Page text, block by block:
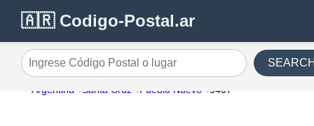
🇦🇷 Codigo-Postal.ar
Ingrese Código Postal o lugar
Argentina Santa Cruz Pueblo Nuevo 9407